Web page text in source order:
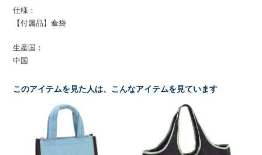
仕様：
【付属品】傘袋
生産国：
中国
このアイテムを見た人は、こんなアイテムを見ています